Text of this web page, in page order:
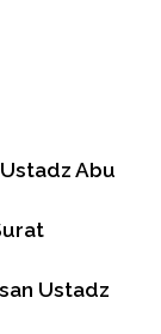
Abu
Ustadz